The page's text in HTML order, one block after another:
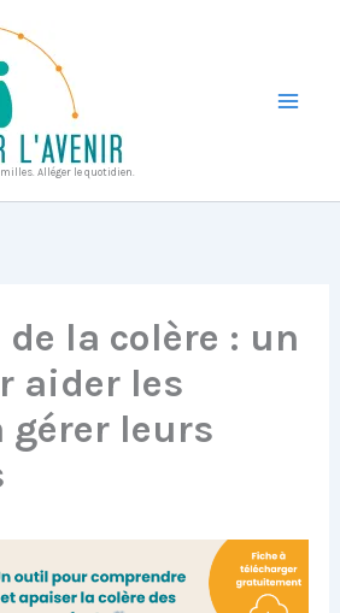
Alléger le quotidien.
de la colère : un
aider les
gérer leurs